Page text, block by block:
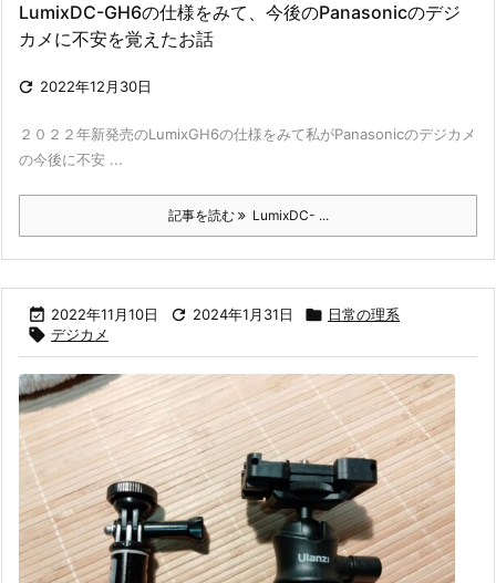
LumixDC-GH6の仕様をみて、今後のPanasonicのデジ
カメに不安を覚えたお話
 2022年12月30日
２０２２年新発売のLumixGH6の仕様をみて私がPanasonicのデジカメ
の今後に不安 ...
記事を読む LumixDC- ...
 2022年11月10日  2024年1月31日  日常の理系
 デジカメ